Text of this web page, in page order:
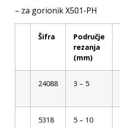
– za gorionik X501-PH
Šifra
Područje
rezanja
(mm)
24088 3 – 5
5318 5 – 10